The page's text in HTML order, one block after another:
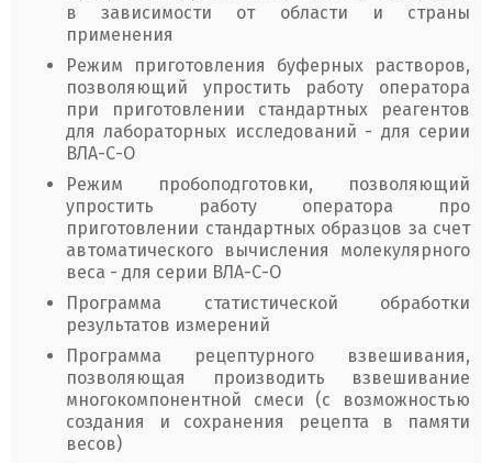
в зависимости от области и страны
применения
Режим приготовления буферных растворов,
позволяющий упростить работу оператора
при приготовлении стандартных реагентов
для лабораторных исследований - для серии
ВЛА-С-О
Режим пробоподготовки, позволяющий
упростить работу оператора про
приготовлении стандартных образцов за счет
автоматического вычисления молекулярного
веса - для серии ВЛА-С-О
Программа статистической обработки
результатов измерений
Программа рецептурного взвешивания,
позволяющая производить взвешивание
многокомпонентной смеси (с возможностью
создания и сохранения рецепта в памяти
весов)